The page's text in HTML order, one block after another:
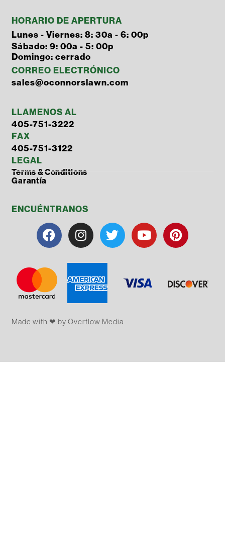
HORARIO DE APERTURA
Lunes - Viernes: 8: 30a - 6: 00p
Sábado: 9: 00a - 5: 00p
Domingo: cerrado
CORREO ELECTRÓNICO
sales@oconnorslawn.com
LLAMENOS AL
405-751-3222
FAX
405-751-3122
LEGAL
Terms & Conditions
Garantía
ENCUÉNTRANOS
Made with ❤ by Overflow​​ Media